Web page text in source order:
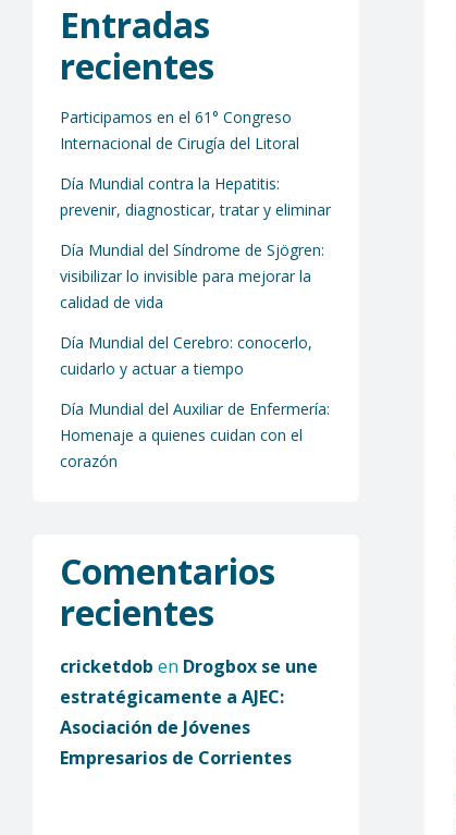
Entradas
recientes
Participamos en el 61° Congreso
Internacional de Cirugía del Litoral
Día Mundial contra la Hepatitis:
prevenir, diagnosticar, tratar y eliminar
Día Mundial del Síndrome de Sjögren:
visibilizar lo invisible para mejorar la
calidad de vida
Día Mundial del Cerebro: conocerlo,
cuidarlo y actuar a tiempo
Día Mundial del Auxiliar de Enfermería:
Homenaje a quienes cuidan con el
corazón
Comentarios
recientes
cricketdob en Drogbox se une
estratégicamente a AJEC:
Asociación de Jóvenes
Empresarios de Corrientes